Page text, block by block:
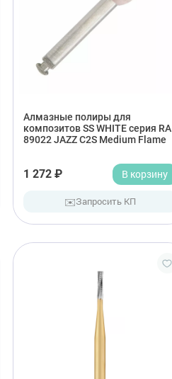
Алмазные полиры для
композитов SS WHITE серия RA
89022 JAZZ C2S Medium Flame
1 272 ₽ В корзину
✉️Запросить КП